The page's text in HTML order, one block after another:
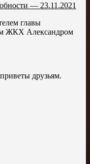
— 23.11.2021
главы
ЖКХ Александром
друзьям.